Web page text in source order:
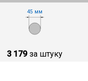
45 мм
3 179 за штуку